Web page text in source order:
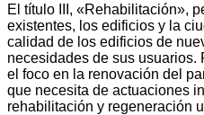
El título III, «Rehabilitación»,
existentes, los edificios y la
calidad de los edificios de
necesidades de sus usuarios.
el foco en la renovación del
que necesita de actuaciones
rehabilitación y regeneración